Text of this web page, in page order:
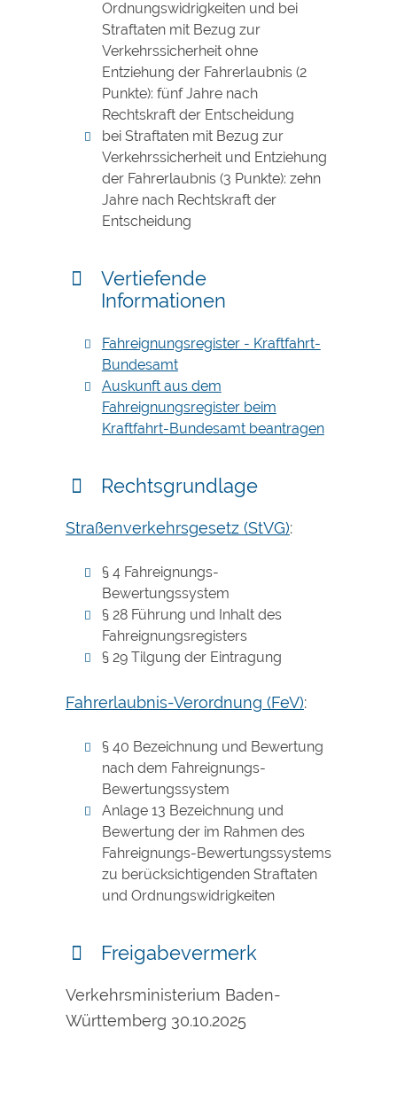
Ordnungswidrigkeiten und bei
Straftaten mit Bezug zur
Verkehrssicherheitohne
Entziehung der Fahrerlaubnis (2
Punkte): fünf Jahre nach
Rechtskraft der Entscheidung
bei Straftaten mit Bezug zur
Verkehrssicherheitund Entziehung
der Fahrerlaubnis (3 Punkte): zehn
Jahre nach Rechtskraft der
Entscheidung
Vertiefende
Informationen
Fahreignungsregister - Kraftfahrt-
Bundesamt
Auskunft aus dem
Fahreignungsregister beim
Kraftfahrt-Bundesamt beantragen
Rechtsgrundlage
Straßenverkehrsgesetz (StVG):
§ 4 Fahreignungs-
Bewertungssystem
§ 28 Führung und Inhalt des
Fahreignungsregisters
§ 29 Tilgung der Eintragung
Fahrerlaubnis-Verordnung (FeV):
§ 40 Bezeichnung und Bewertung
nach dem Fahreignungs-
Bewertungssystem
Anlage 13 Bezeichnung und
Bewertung der im Rahmen des
Fahreignungs-Bewertungssystems
zu berücksichtigenden Straftaten
und Ordnungswidrigkeiten
Freigabevermerk
Verkehrsministerium Baden-
Württemberg 30.10.2025